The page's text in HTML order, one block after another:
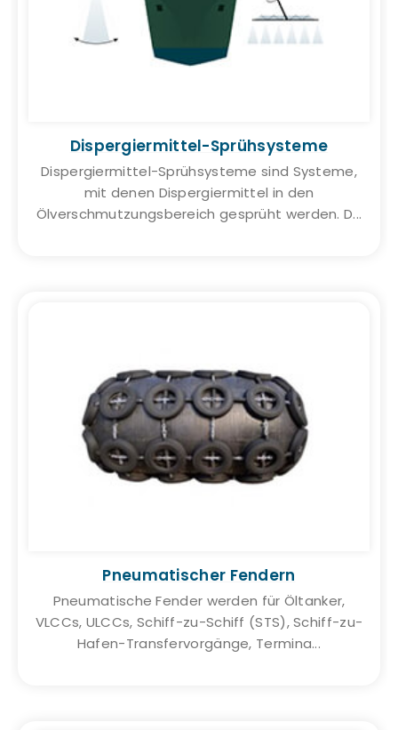
Dispergiermittel-Sprühsysteme
Dispergiermittel-Sprühsysteme sind Systeme,
mit denen Dispergiermittel in den
Ölverschmutzungsbereich gesprüht werden. D...
Pneumatischer Fendern
Pneumatische Fender werden für Öltanker,
VLCCs, ULCCs, Schiff-zu-Schiff (STS), Schiff-zu-
Hafen-Transfervorgänge, Termina...